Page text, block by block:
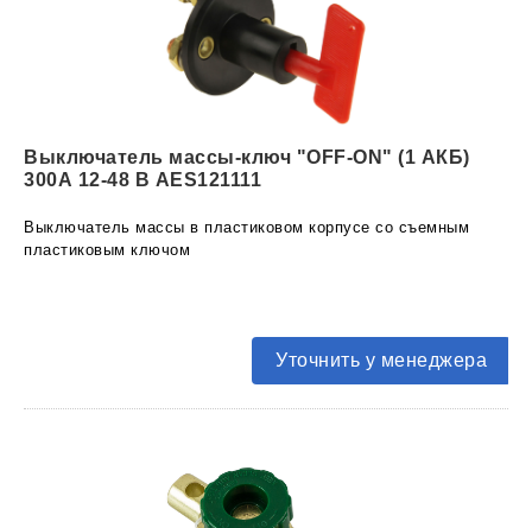
Выключатель массы-ключ "OFF-ON" (1 АКБ)
300А 12-48 В AES121111
Выключатель массы в пластиковом корпусе со съемным
пластиковым ключом
Уточнить у менеджера